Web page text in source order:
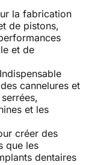
la fabrication
de pistons,
et de
Indispensable
cannelures et
et les
créer des
que les
dentaires